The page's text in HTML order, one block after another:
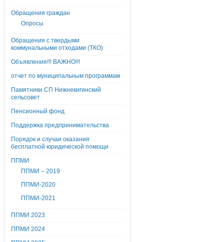
Обращения граждан
Опросы
Обращения с твердыми
коммунальными отходами (ТКО)
Объявления!!! ВАЖНО!!!
отчет по муниципальным программам
Памятники СП Нижнекигинский
сельсовет
Пенсионный фонд
Поддержка предпринимательства
Порядок и случаи оказания
бесплатной юридической помощи
ППМИ
ППМИ – 2019
ППМИ-2020
ППМИ-2021
ППМИ 2023
ППМИ 2024